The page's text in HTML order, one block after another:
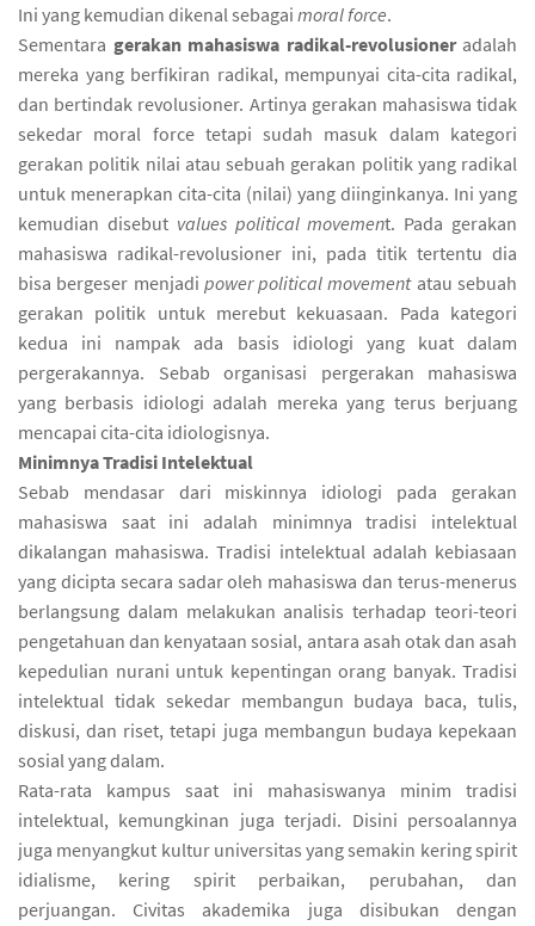
Ini yang kemudian dikenal sebagai moral force.
Sementara gerakan mahasiswa radikal-revolusioneradalah
mereka yang berfikiran radikal, mempunyai cita-cita radikal,
dan bertindak revolusioner. Artinya gerakan mahasiswa tidak
sekedar moral force tetapi sudah masuk dalam kategori
gerakan politik nilai atau sebuah gerakan politik yang radikal
untuk menerapkan cita-cita (nilai) yang diinginkanya. Ini yang
kemudian disebut values political movement. Pada gerakan
mahasiswa radikal-revolusioner ini, pada titik tertentu dia
bisa bergeser menjadi power political movementatau sebuah
gerakan politik untuk merebut kekuasaan. Pada kategori
kedua ini nampak ada basis idiologi yang kuat dalam
pergerakannya. Sebab organisasi pergerakan mahasiswa
yang berbasis idiologi adalah mereka yang terus berjuang
mencapai cita-cita idiologisnya.
Minimnya Tradisi Intelektual
Sebab mendasar dari miskinnya idiologi pada gerakan
mahasiswa saat ini adalah minimnya tradisi intelektual
dikalangan mahasiswa. Tradisi intelektual adalah kebiasaan
yang dicipta secara sadar oleh mahasiswa dan terus-menerus
berlangsung dalam melakukan analisis terhadap teori-teori
pengetahuan dan kenyataan sosial, antara asah otak dan asah
kepedulian nurani untuk kepentingan orang banyak. Tradisi
intelektual tidak sekedar membangun budaya baca, tulis,
diskusi, dan riset, tetapi juga membangun budaya kepekaan
sosial yang dalam.
Rata-rata kampus saat ini mahasiswanya minim tradisi
intelektual, kemungkinan juga terjadi. Disini persoalannya
juga menyangkut kultur universitas yang semakin kering spirit
idialisme, kering spirit perbaikan, perubahan, dan
perjuangan. Civitas akademika juga disibukan dengan